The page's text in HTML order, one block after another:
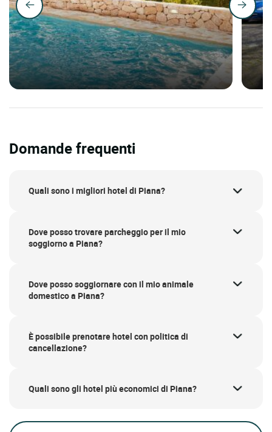
Domande frequenti
Quali sono i migliori hotel di Piana?
Dove posso trovare parcheggio per il mio
soggiorno a Piana?
Dove posso soggiornare con il mio animale
domestico a Piana?
È possibile prenotare hotel con politica di
cancellazione?
Quali sono gli hotel più economici di Piana?